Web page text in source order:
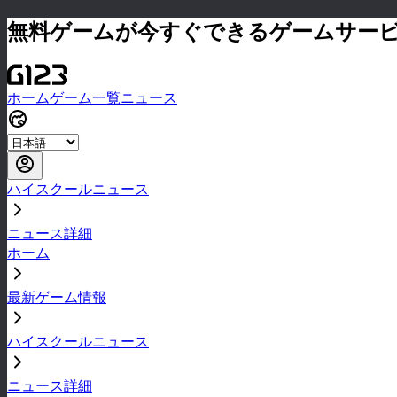
無料ゲームが今すぐできるゲームサー
ホームゲーム一覧ニュース
ハイスクールニュース
ニュース詳細
ホーム
最新ゲーム情報
ハイスクールニュース
ニュース詳細